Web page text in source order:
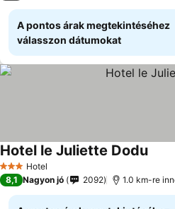
A pontos árak megtekintéséhez
válasszon dátumokat
3 Kategória
Hotel
Hotel le Juliette DoduÁrak
8,1 Nagyon jó 2092 1.0 km-re